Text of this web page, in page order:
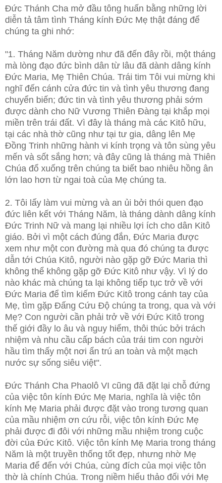
Đức Thánh Cha mở đầu tông huấn bằng những lời
diễn tả tâm tình Tháng kính Đức Mẹ thật đáng để
chúng ta ghi nhớ:
"1. Tháng Năm dường như đã đến đây rồi, một tháng
mà lòng đạo đức bình dân từ lâu đã dành dâng kính
Đức Maria, Mẹ Thiên Chúa. Trái tim Tôi vui mừng khi
nghĩ đến cánh cửa đức tin và tình yêu thương đang
chuyển biến; đức tin và tình yêu thương phải sớm
được dành cho Nữ Vương Thiên Đàng tại khắp mọi
miền trên trái đất. Vì đây là tháng mà các Kitô hữu,
tại các nhà thờ cũng như tại tư gia, dâng lên Mẹ
Đồng Trinh những hành vi kính trọng và tôn sùng yêu
mến và sốt sắng hơn; và đây cũng là tháng mà Thiên
Chúa đổ xuống trên chúng ta biết bao nhiêu hồng ân
lớn lao hơn từ ngai toà của Mẹ chúng ta.
2. Tôi lấy làm vui mừng và an ủi bởi thói quen đạo
đức liên kết với Tháng Năm, là tháng dành dâng kính
Đức Trinh Nữ và mang lại nhiều lợi ích cho dân Kitô
giáo. Bởi vì một cách đúng đắn, Đức Maria được
xem như một con đường mà qua đó chúng ta được
dẫn tới Chúa Kitô, người nào gặp gỡ Đức Maria thì
không thể không gặp gỡ Đức Kitô như vậy. Vì lý do
nào khác mà chúng ta lại không tiếp tục trở về với
Đức Maria để tìm kiếm Đức Kitô trong cánh tay của
Mẹ, tìm gặp Đấng Cứu Độ chúng ta trong, qua và với
Mẹ? Con người cần phải trở về với Đức Kitô trong
thế giới đầy lo âu và nguy hiểm, thôi thúc bởi trách
nhiệm và nhu cầu cấp bách của trái tim con người
hầu tìm thấy một nơi ẩn trú an toàn và một mạch
nước sự sống siêu việt".
Đức Thánh Cha Phaolô VI cũng đã đặt lại chỗ đứng
của việc tôn kính Đức Mẹ Maria, nghĩa là việc tôn
kính Mẹ Maria phải được đặt vào trong tương quan
của mầu nhiệm ơn cứu rỗi, việc tôn kính Đức Mẹ
phải được đi đôi với những mầu nhiệm trong cuộc
đời của Đức Kitô. Việc tôn kính Mẹ Maria trong tháng
Năm là một truyền thống tốt đẹp, nhưng nhờ Mẹ
Maria để đến với Chúa, cùng đích của mọi việc tôn
thờ là chính Chúa. Trong niềm hiếu thảo đối với Mẹ